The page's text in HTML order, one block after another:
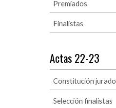
Premiados
Finalistas
Actas 22-23
Constitución jurado
Selección finalistas